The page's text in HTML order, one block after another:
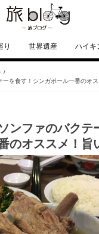
り 世界遺産 ハイキ
ーを食す！シンガポール一番のオ
ンファのバクテ
のオススメ！